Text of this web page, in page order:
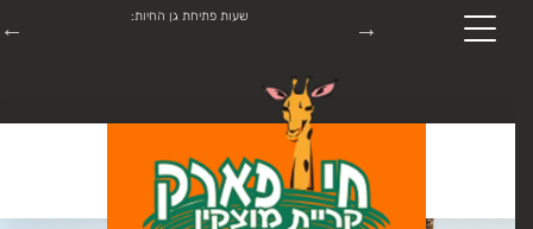
תערוכת ROBO-PARK מתקיימת בתאריכים 18.7.26-31.8.26 יש להתעדכן שעות פתיחת גן החיות: